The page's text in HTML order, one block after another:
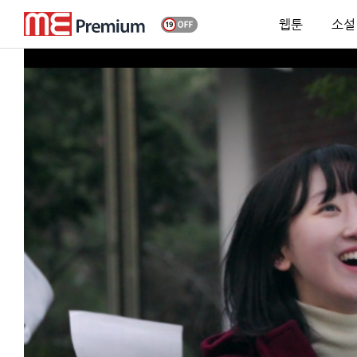
웹툰 소설